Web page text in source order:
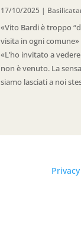
17/10/2025 |
«Vito Bardi è troppo
visita in ogni
«L’ho invitato a
non è venuto. La
siamo lasciati a noi